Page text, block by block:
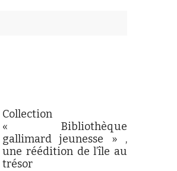
Collection
« Bibliothèque
gallimard jeunesse » ,
une réédition de l’île au
trésor